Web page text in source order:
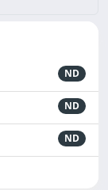
ND
ND
ND